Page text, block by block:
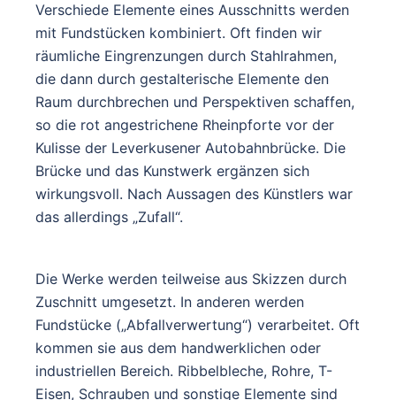
Verschiede Elemente eines Ausschnitts werden
mit Fundstücken kombiniert. Oft finden wir
räumliche Eingrenzungen durch Stahlrahmen,
die dann durch gestalterische Elemente den
Raum durchbrechen und Perspektiven schaffen,
so die rot angestrichene Rheinpforte vor der
Kulisse der Leverkusener Autobahnbrücke. Die
Brücke und das Kunstwerk ergänzen sich
wirkungsvoll. Nach Aussagen des Künstlers war
das allerdings „Zufall“.
Die Werke werden teilweise aus Skizzen durch
Zuschnitt umgesetzt. In anderen werden
Fundstücke („Abfallverwertung“) verarbeitet. Oft
kommen sie aus dem handwerklichen oder
industriellen Bereich. Ribbelbleche, Rohre, T-
Eisen, Schrauben und sonstige Elemente sind